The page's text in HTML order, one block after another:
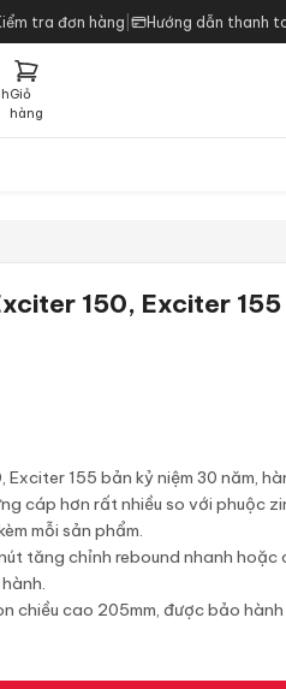
tra đơn hàng Hướng dẫn thanh
Giỏ
hàng
150, Exciter
Exciter 155 bản kỷ niệm 30 năm,
cáp hơn rất nhiều so với phuộc
mỗi sản phẩm.
tăng chỉnh rebound nhanh hoặc
chiều cao 205mm, được bảo